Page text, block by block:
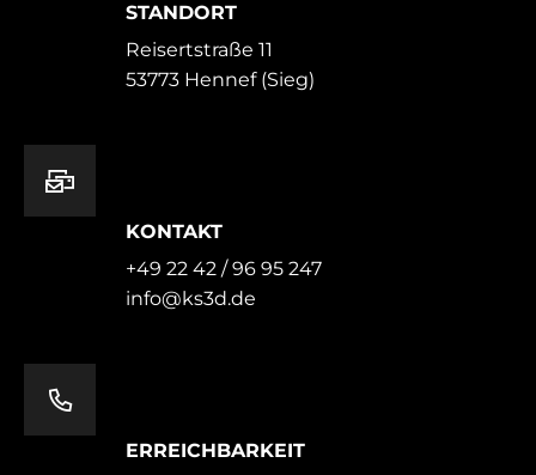
STANDORT
Reisertstraße 11
53773 Hennef (Sieg)
KONTAKT
+49 22 42 / 96 95 247
info@ks3d.de
ERREICHBARKEIT